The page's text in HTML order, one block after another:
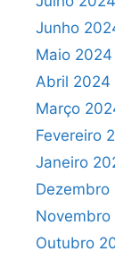
Junho
Maio 2024
Abril 2024
Março
Fevereiro
Janeiro
Dezembro
Novembro
Outubro